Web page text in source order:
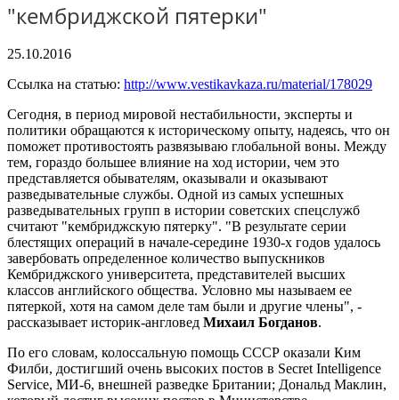
"кембриджской пятерки"
25.10.2016
Ссылка на статью: http://www.vestikavkaza.ru/material/178029
Сегодня, в период мировой нестабильности, эксперты и
политики обращаются к историческому опыту, надеясь, что он
поможет противостоять развязываю глобальной воны. Между
тем, гораздо большее влияние на ход истории, чем это
представляется обывателям, оказывали и оказывают
разведывательные службы. Одной из самых успешных
разведывательных групп в истории советских спецслужб
считают "кембриджскую пятерку". "В результате серии
блестящих операций в начале-середине 1930-х годов удалось
завербовать определенное количество выпускников
Кембриджского университета, представителей высших
классов английского общества. Условно мы называем ее
пятеркой, хотя на самом деле там были и другие члены", -
рассказывает историк-англовед Михаил Богданов.
По его словам, колоссальную помощь СССР оказали Ким
Филби, достигший очень высоких постов в Secret Intelligence
Service, MИ-6, внешней разведке Британии; Дональд Маклин,